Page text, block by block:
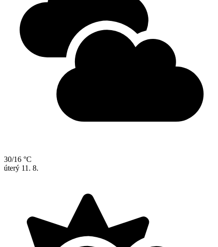
30/16 °C
úterý 11. 8.